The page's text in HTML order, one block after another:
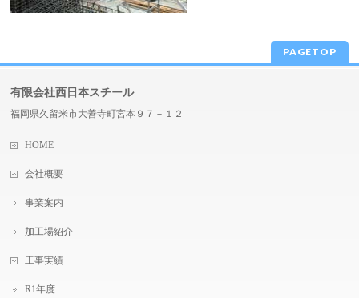
PAGETOP
有限会社西日本スチール
福岡県久留米市大善寺町宮本９７－１２
HOME
会社概要
事業案内
加工場紹介
工事実績
R1年度